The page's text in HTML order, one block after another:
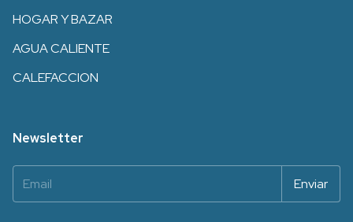
HOGAR Y BAZAR
AGUA CALIENTE
CALEFACCION
Newsletter